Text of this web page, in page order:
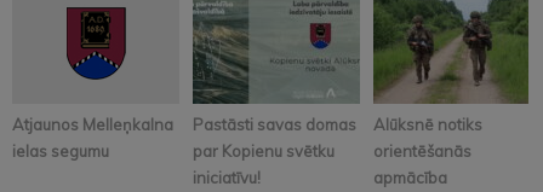
Atjaunos Melleņkalna
ielas segumu
Pastāsti savas domas
par Kopienu svētku
iniciatīvu!
Alūksnē notiks
orientēšanās
apmācība